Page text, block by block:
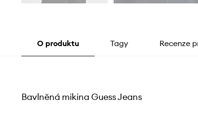
O produktu Tagy Recenze
Bavlněná mikina Guess Jeans